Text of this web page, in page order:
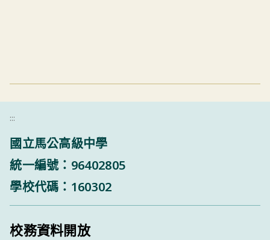
:::
國立馬公高級中學
統一編號：96402805
學校代碼：160302
校務資料開放